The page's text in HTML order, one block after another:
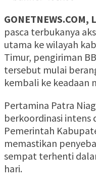
pasca terbukanya
utama ke wilayah
Timur, pengiriman
tersebut mulai
kembali ke keadaan
Pertamina Patra
berkoordinasi intens
Pemerintah
memastikan
sempat terhenti
hari.